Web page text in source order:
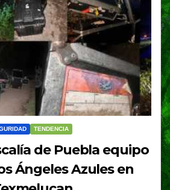
TENDENCIA
de Puebla equipo
Ángeles Azules en